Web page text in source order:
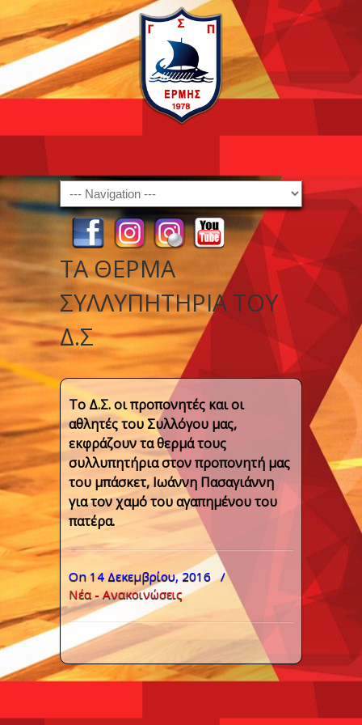
Navigation
ΤΑ ΘΕΡΜΆ
ΣΥΛΛΥΠΗΤΉΡΙΑ ΤΟΥ
Δ.Σ
Το Δ.Σ. οι προπονητές και οι
αθλητές του Συλλόγου μας,
εκφράζουν τα θερμά τους
συλλυπητήρια στον προπονητή μας
του μπάσκετ, Ιωάννη Πασαγιάννη
για τον χαμό του αγαπημένου του
πατέρα.
On 14 Δεκεμβρίου, 2016 /
Νέα - Ανακοινώσεις